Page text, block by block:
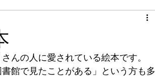
んの人に愛されている絵本です。
館で見たことがある」という方も多